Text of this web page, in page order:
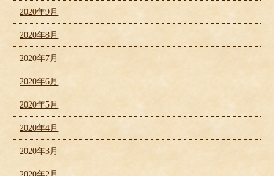
2020年9月
2020年8月
2020年7月
2020年6月
2020年5月
2020年4月
2020年3月